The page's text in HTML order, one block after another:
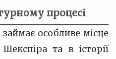
процесі
особливе місце
та в історії